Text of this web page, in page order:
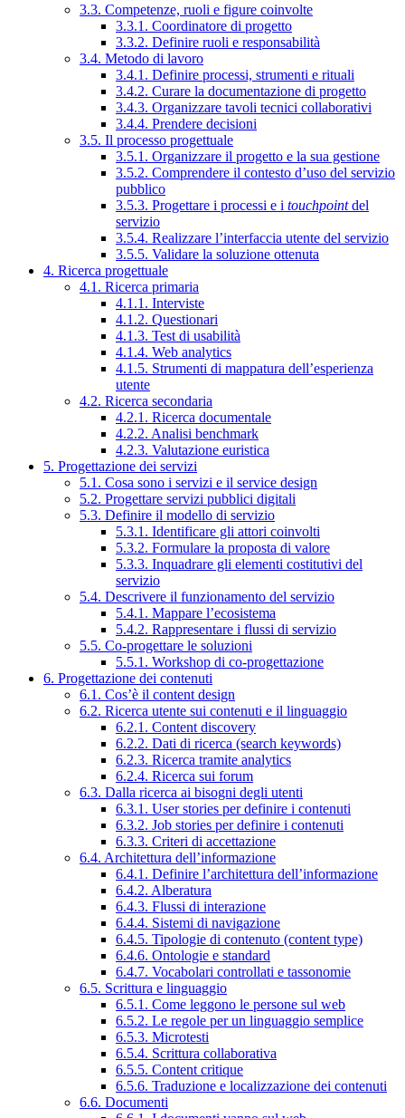
3.3. Competenze, ruoli e figure coinvolte
3.3.1. Coordinatore di progetto
3.3.2. Definire ruoli e responsabilità
3.4. Metodo di lavoro
3.4.1. Definire processi, strumenti e rituali
3.4.2. Curare la documentazione di progetto
3.4.3. Organizzare tavoli tecnici collaborativi
3.4.4. Prendere decisioni
3.5. Il processo progettuale
3.5.1. Organizzare il progetto e la sua gestione
3.5.2. Comprendere il contesto d’uso del servizio
pubblico
3.5.3. Progettare i processi e i touchpointdel
servizio
3.5.4. Realizzare l’interfaccia utente del servizio
3.5.5. Validare la soluzione ottenuta
4. Ricerca progettuale
4.1. Ricerca primaria
4.1.1. Interviste
4.1.2. Questionari
4.1.3. Test di usabilità
4.1.4. Web analytics
4.1.5. Strumenti di mappatura dell’esperienza
utente
4.2. Ricerca secondaria
4.2.1. Ricerca documentale
4.2.2. Analisi benchmark
4.2.3. Valutazione euristica
5. Progettazione dei servizi
5.1. Cosa sono i servizi e il service design
5.2. Progettare servizi pubblici digitali
5.3. Definire il modello di servizio
5.3.1. Identificare gli attori coinvolti
5.3.2. Formulare la proposta di valore
5.3.3. Inquadrare gli elementi costitutivi del
servizio
5.4. Descrivere il funzionamento del servizio
5.4.1. Mappare l’ecosistema
5.4.2. Rappresentare i flussi di servizio
5.5. Co-progettare le soluzioni
5.5.1. Workshop di co-progettazione
6. Progettazione dei contenuti
6.1. Cos’è il content design
6.2. Ricerca utente sui contenuti e il linguaggio
6.2.1. Content discovery
6.2.2. Dati di ricerca (search keywords)
6.2.3. Ricerca tramite analytics
6.2.4. Ricerca sui forum
6.3. Dalla ricerca ai bisogni degli utenti
6.3.1. User stories per definire i contenuti
6.3.2. Job stories per definire i contenuti
6.3.3. Criteri di accettazione
6.4. Architettura dell’informazione
6.4.1. Definire l’architettura dell’informazione
6.4.2. Alberatura
6.4.3. Flussi di interazione
6.4.4. Sistemi di navigazione
6.4.5. Tipologie di contenuto (content type)
6.4.6. Ontologie e standard
6.4.7. Vocabolari controllati e tassonomie
6.5. Scrittura e linguaggio
6.5.1. Come leggono le persone sul web
6.5.2. Le regole per un linguaggio semplice
6.5.3. Microtesti
6.5.4. Scrittura collaborativa
6.5.5. Content critique
6.5.6. Traduzione e localizzazione dei contenuti
6.6. Documenti